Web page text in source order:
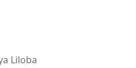
Liloba